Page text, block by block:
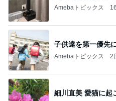
Amebaトピックス
子供達を第一優先
Amebaトピックス 2
細川直美 愛猫に起